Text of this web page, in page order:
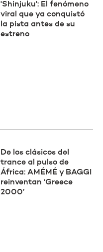
'Shinjuku': El fenómeno
viral que ya conquistó
la pista antes de su
estreno
De los clásicos del
trance al pulso de
África: AMÉMÉ y BAGGI
reinventan ‘Greece
2000’